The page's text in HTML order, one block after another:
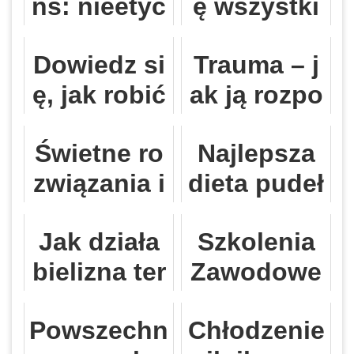
ns: nieetyc
ki w projek
towaniu sk
ne
ę wszystki
żesz o kom
puterach o
Dowiedz si
ę, jak robić
ęcia
Trauma – j
ak ją rozpo
e szukać p
omocy?
Świetne ro
związania i
e dla e-mail
marketera
Najlepsza
dieta pudeł
Jak działa
bielizna ter
i kiedy ją w
Szkolenia
Zawodowe
w: Bezpiec
Powszechn
Chłodzenie